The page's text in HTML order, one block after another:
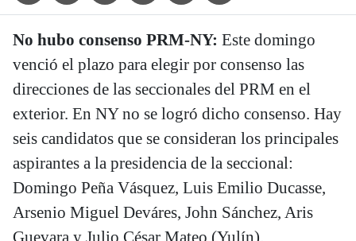
No hubo consenso PRM-NY: Este domingo
venció el plazo para elegir por consenso las
direcciones de las seccionales del PRM en el
exterior. En NY no se logró dicho consenso. Hay
seis candidatos que se consideran los principales
aspirantes a la presidencia de la seccional:
Domingo Peña Vásquez, Luis Emilio Ducasse,
Arsenio Miguel Deváres, John Sánchez, Aris
Guevara y Julio César Mateo (Yulín).